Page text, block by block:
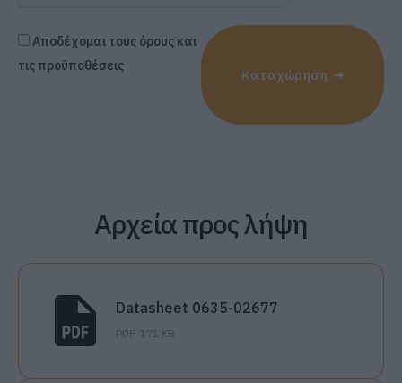
Αποδέχομαι τους όρους και
τις προϋποθέσεις
Καταχώρηση
Αρχεία προς λήψη
Datasheet 0635-02677
PDF 171 KB